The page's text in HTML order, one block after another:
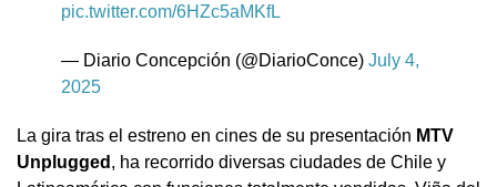
pic.twitter.com/6HZc5aMKfL
— Diario Concepción (@DiarioConce) July 4,
2025
La gira tras el estreno en cines de su presentación MTV
Unplugged , ha recorrido diversas ciudades de Chile y